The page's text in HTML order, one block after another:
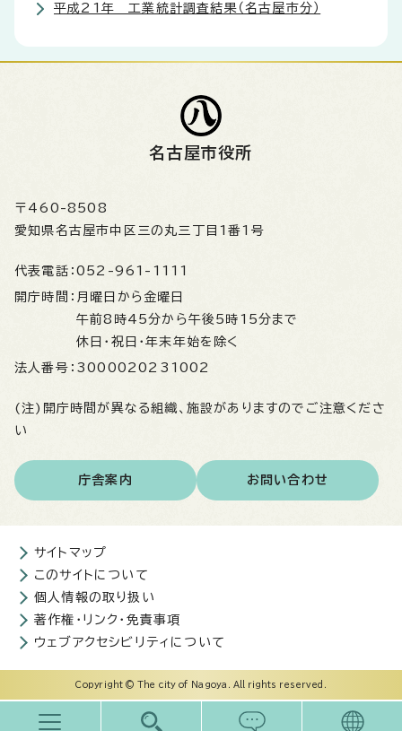
平成21年 工業統計調査結果（名古屋市分）
名古屋市役所
〒460-8508
愛知県名古屋市中区三の丸三丁目1番1号
代表電話： 052-961-1111
開庁時間： 月曜日から金曜日
午前8時45分から午後5時15分まで
休日・祝日・年末年始を除く
法人番号： 3000020231002
(注)開庁時間が異なる組織、施設がありますのでご注意くださ
い
庁舎案内 お問い合わせ
サイトマップ
このサイトについて
個人情報の取り扱い
著作権・リンク・免責事項
ウェブアクセシビリティについて
Copyright © The city of Nagoya. All rights reserved.